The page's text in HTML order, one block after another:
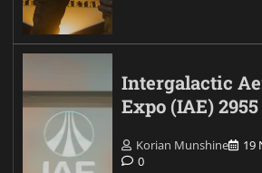
Intergalactic
Expo (IAE) 2955
Korian Munshine
19
0